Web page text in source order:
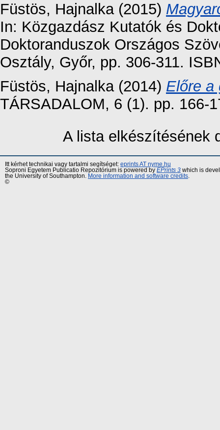
Füstös, Hajnalka(2015)
In: Közgazdász Kutatók és
Doktoranduszok Országos
Osztály, Győr, pp. 306-311.
Füstös, Hajnalka(2014) Előre a
TÁRSADALOM, 6 (1). pp. 166-
A lista elkészítésének
Itt kérhet technikai vagy tartalmi segítséget: eprints AT nyme.hu
Soproni Egyetem Publicatio Repozitórium is powered by EPrints 3 which is
the University of Southampton.
More information and software credits
©